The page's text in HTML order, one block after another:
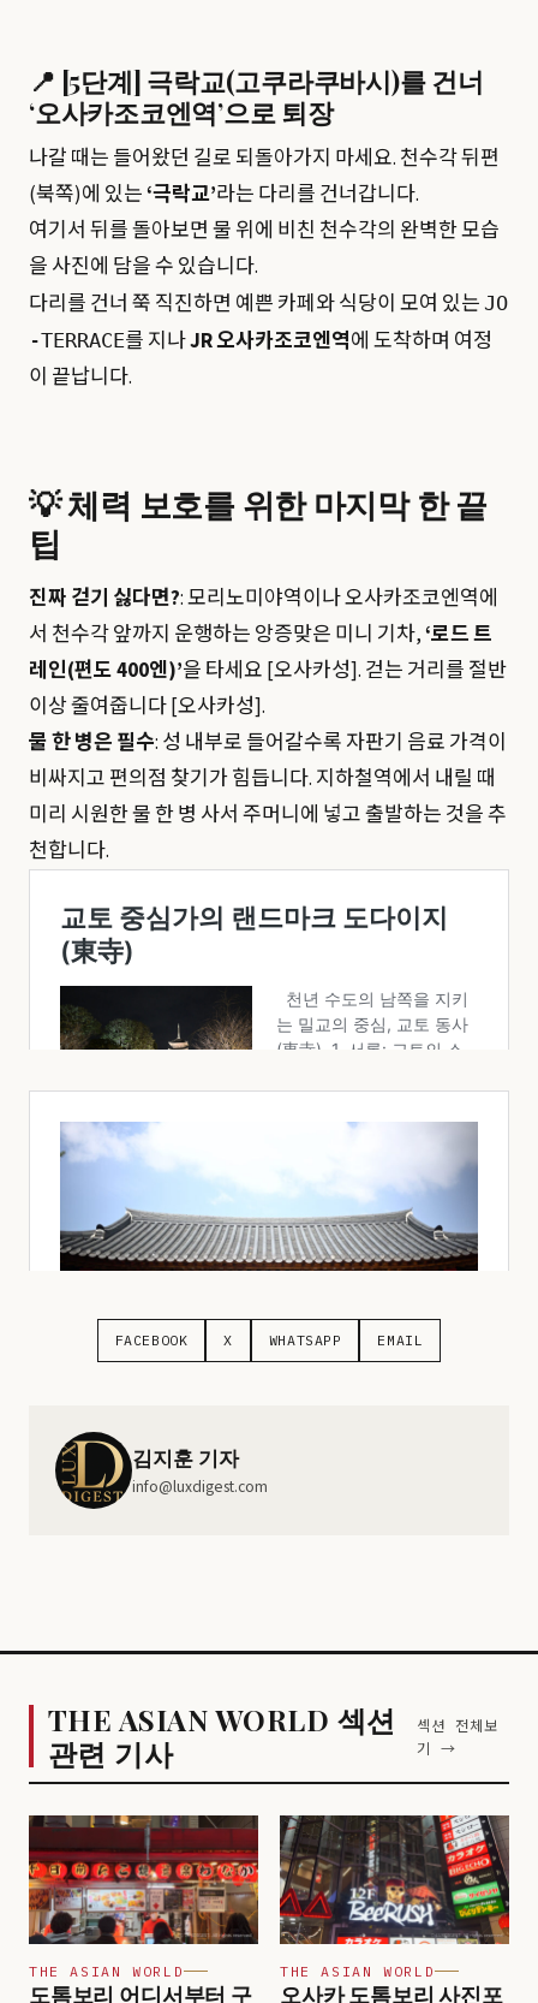
📍 [5단계] 극락교(고쿠라쿠바시)를 건너
‘오사카조코엔역’으로 퇴장
나갈 때는 들어왔던 길로 되돌아가지 마세요. 천수각 뒤편
(북쪽)에 있는‘극락교’라는 다리를 건너갑니다.
여기서 뒤를 돌아보면 물 위에 비친 천수각의 완벽한 모습
을 사진에 담을 수 있습니다.
다리를 건너 쭉 직진하면 예쁜 카페와 식당이 모여 있는 JO
-TERRACE를 지나JR 오사카조코엔역에 도착하며 여정
이 끝납니다.
💡 체력 보호를 위한 마지막 한 끝
팁
진짜 걷기 싫다면?: 모리노미야역이나 오사카조코엔역에
서 천수각 앞까지 운행하는 앙증맞은 미니 기차,‘로드 트
레인(편도 400엔)’을 타세요 [오사카성]. 걷는 거리를 절반
이상 줄여줍니다 [오사카성].
물 한 병은 필수: 성 내부로 들어갈수록 자판기 음료 가격이
비싸지고 편의점 찾기가 힘듭니다. 지하철역에서 내릴 때
미리 시원한 물 한 병 사서 주머니에 넣고 출발하는 것을 추
천합니다.
FACEBOOK X WHATSAPP EMAIL
김지훈 기자
info@luxdigest.com
THE ASIAN WORLD 섹션
관련 기사
섹션 전체보
기 →
THE ASIAN WORLD
도톰보리 어디서부터 구
THE ASIAN WORLD
오사카 도톰보리 사진포